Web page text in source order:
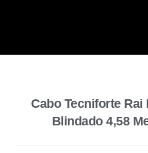
Cabo Tecniforte Rai
Blindado 4,58